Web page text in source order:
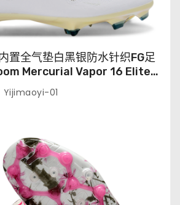
置全气垫白黑银防水针织FG足
Mercurial Vapor 16 Elite
Yijimaoyi-01